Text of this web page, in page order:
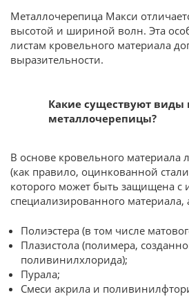
Металлочерепица Макси
высотой и шириной волн. Эта
листам кровельного материала
выразительности.
Какие существуют виды
металлочерепицы?
В основе кровельного материала
(как правило, оцинкованной
которого может быть защищена с
специализированного
Полиэстера (в том числе
Плазистола (полимера,
поливинилхлорида);
Пурала;
Смеси акрила и